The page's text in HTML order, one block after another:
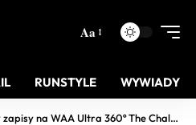
Aa
RUNSTYLE WYWIADY
Ultra 360º The Challenge 2023 | Wyspy Kanaryjskie